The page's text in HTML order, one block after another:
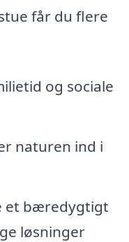
får du flere
og sociale
naturen ind i
et bæredygtigt
løsninger